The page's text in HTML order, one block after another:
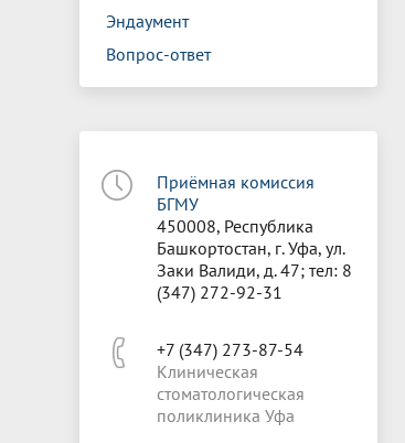
Эндаумент
Вопрос-ответ
Приёмная комиссия
БГМУ
450008, Республика
Башкортостан, г. Уфа, ул.
Заки Валиди, д. 47; тел: 8
(347) 272-92-31
+7 (347) 273-87-54
Клиническая
стоматологическая
поликлиника Уфа